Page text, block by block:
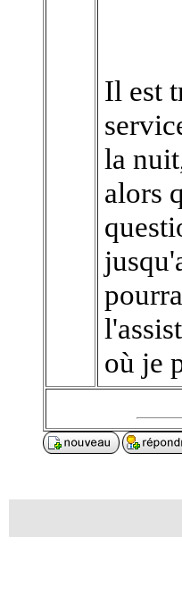
Il est
la
alors
où je